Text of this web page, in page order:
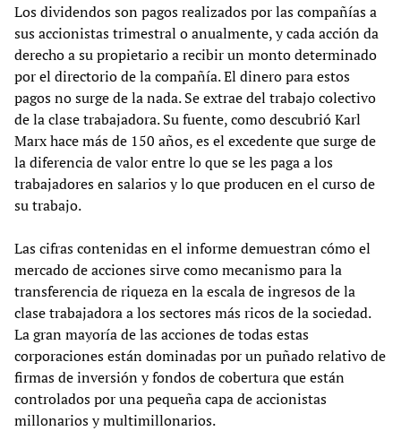
Los dividendos son pagos realizados por las compañías a
sus accionistas trimestral o anualmente, y cada acción da
derecho a su propietario a recibir un monto determinado
por el directorio de la compañía. El dinero para estos
pagos no surge de la nada. Se extrae del trabajo colectivo
de la clase trabajadora. Su fuente, como descubrió Karl
Marx hace más de 150 años, es el excedente que surge de
la diferencia de valor entre lo que se les paga a los
trabajadores en salarios y lo que producen en el curso de
su trabajo.
Las cifras contenidas en el informe demuestran cómo el
mercado de acciones sirve como mecanismo para la
transferencia de riqueza en la escala de ingresos de la
clase trabajadora a los sectores más ricos de la sociedad.
La gran mayoría de las acciones de todas estas
corporaciones están dominadas por un puñado relativo de
firmas de inversión y fondos de cobertura que están
controlados por una pequeña capa de accionistas
millonarios y multimillonarios.